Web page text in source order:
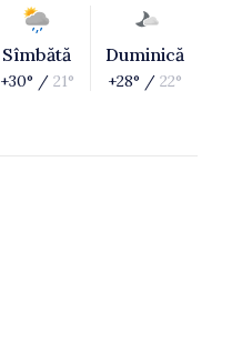
Sîmbătă
+30° / 21°
Duminică
+28° / 22°